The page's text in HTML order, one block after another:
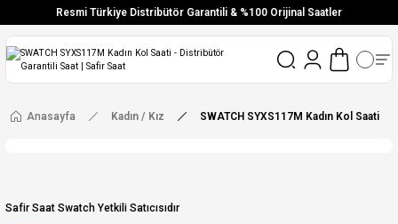
Resmi Türkiye Distribütör Garantili & %100 Orijinal Saatler
Vade Farksız 6 Taksit
Ücretsiz Kargo
Anasayfa Kadın / Kız SWATCH SYXS117M Kadın Kol Saati
Safir Saat Swatch Yetkili Satıcısıdır